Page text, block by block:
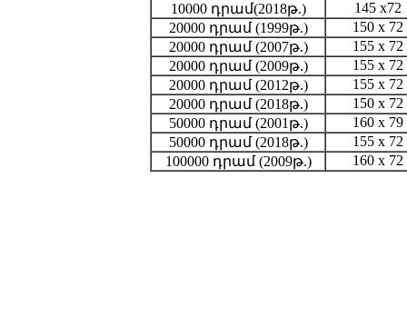
10000 դրամ(2018թ.)
145 x72
20000 դրամ (1999թ.)
150 x 72
20000 դրամ (2007թ.)
155 x 72
20000 դրամ (2009թ.)
155 x 72
20000 դրամ (2012թ.)
155 x 72
20000 դրամ (2018թ.)
150 x 72
50000 դրամ (2001թ.)
160 x 79
50000 դրամ (2018թ.)
155 x 72
100000 դրամ (2009թ.)
160 x 72